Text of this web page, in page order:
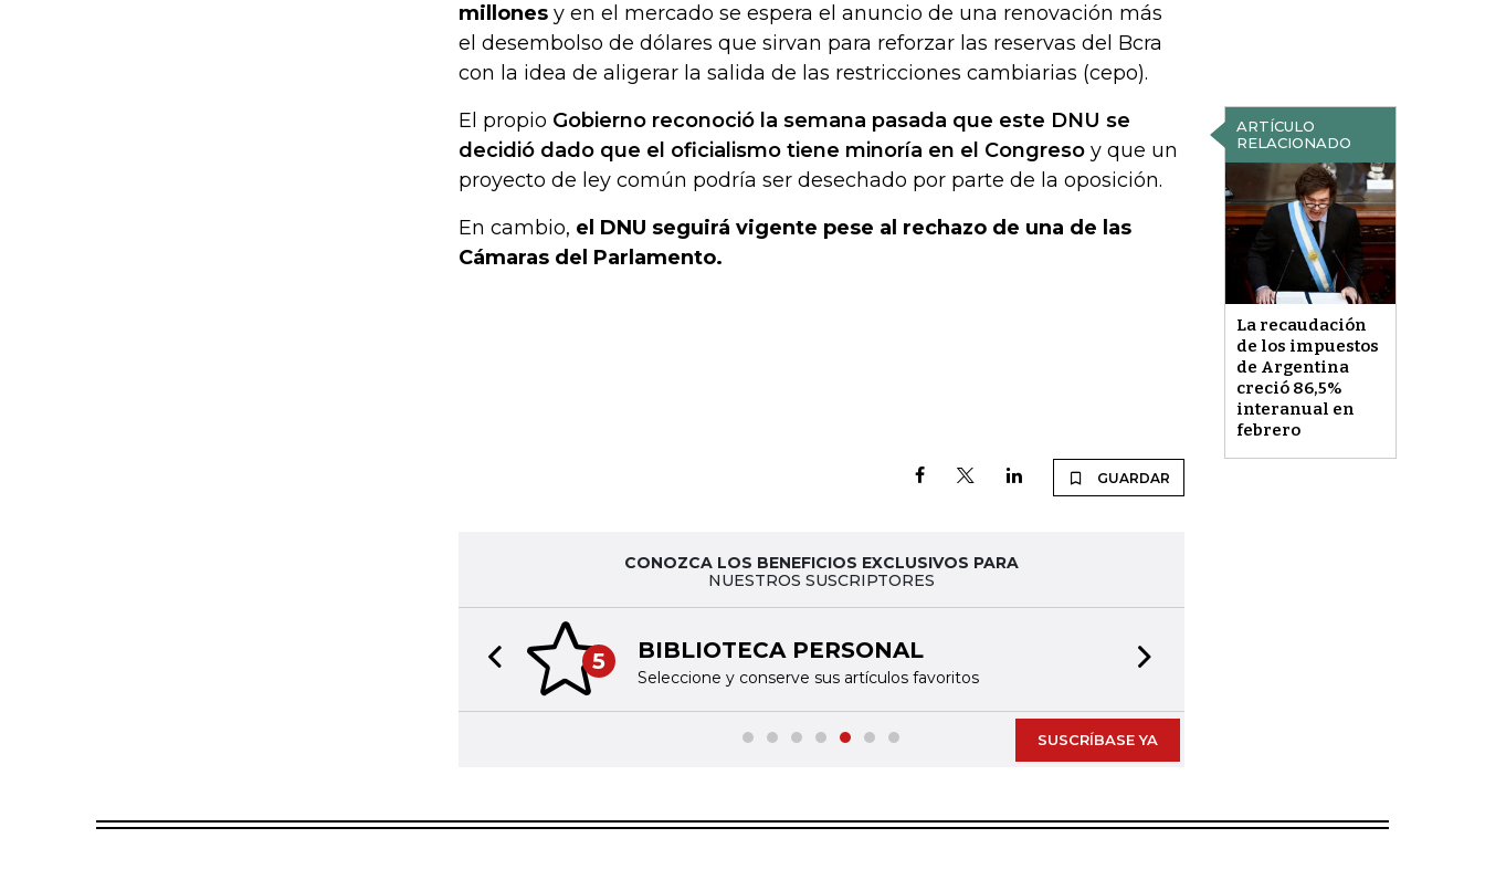
millones y en el mercado se espera el anuncio de una renovación más
el desembolso de dólares que sirvan para reforzar las reservas del Bcra
con la idea de aligerar la salida de las restricciones cambiarias (cepo).
ARTÍCULO
RELACIONADO
La recaudación
de los impuestos
de Argentina
creció 86,5%
interanual en
febrero
El propio Gobierno reconoció la semana pasada que este DNU se
decidió dado que el oficialismo tiene minoría en el Congreso y que un
proyecto de ley común podría ser desechado por parte de la oposición.
En cambio, el DNU seguirá vigente pese al rechazo de una de las
Cámaras del Parlamento.
GUARDAR
CONOZCA LOS BENEFICIOS EXCLUSIVOS PARA
NUESTROS SUSCRIPTORES
5 BIBLIOTECA PERSONAL
Seleccione y conserve sus artículos favoritos
Previous slide
SUSCRÍBASE YA